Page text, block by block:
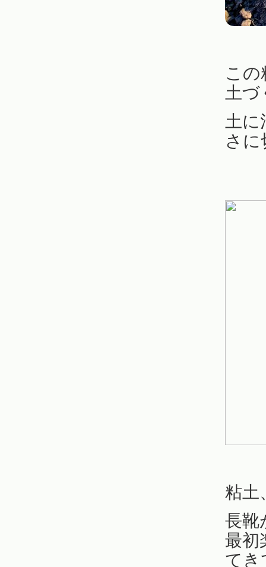
この
土
土
さに
粘土
長靴
最初
てき